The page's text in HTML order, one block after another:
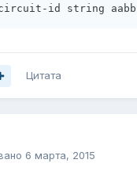
id string
Цитата
6 марта, 2015